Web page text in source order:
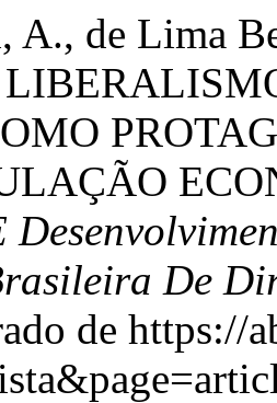
A., de Lima
De
de https://